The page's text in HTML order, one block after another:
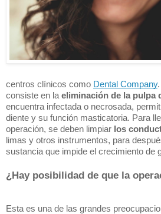
centros clínicos como Dental Company
consiste en la eliminación de la pulpa
encuentra infectada o necrosada,
diente y su función masticatoria. Para
operación, se deben limpiar los
limas y otros instrumentos, para
sustancia que impide el crecimiento de
¿Hay posibilidad de que la
Esta es una de las grandes